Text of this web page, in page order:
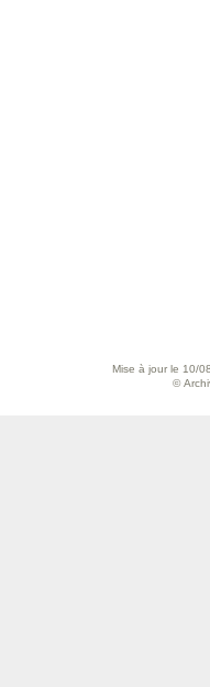
Mise à jour le 10/
©